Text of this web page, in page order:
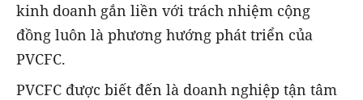
kinh doanh gắn liền với trách nhiệm cộng
đồng luôn là phương hướng phát triển của
PVCFC.
PVCFC được biết đến là doanh nghiệp tận tâm